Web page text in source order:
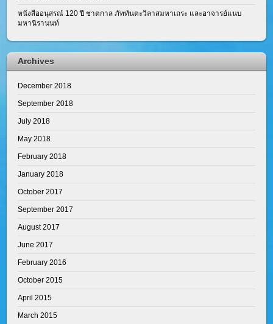
หนังสืออนุสรณ์ 120 ปี ชาตกาล ภัททันตะวิลาสมหาเถระ และอาจารย์แนบ
มหานีรานนท์
Archives
December 2018
September 2018
July 2018
May 2018
February 2018
January 2018
October 2017
September 2017
August 2017
June 2017
February 2016
October 2015
April 2015
March 2015